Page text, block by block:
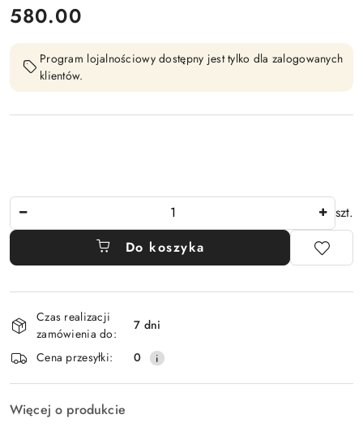
cena:
580.00
Program lojalnościowy dostępny jest tylko dla zalogowanych
klientów.
szt.
Do koszyka
Dostępność
i
dostawa
Czas realizacji
zamówienia do:
7 dni
Cena przesyłki:
0
Więcej o produkcie